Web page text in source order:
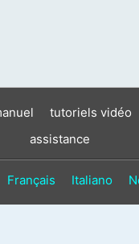
tutoriels vidéo
assistance
Français Italiano